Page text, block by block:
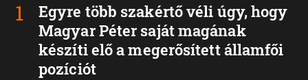
Egyre több szakértő véli úgy, hogy
Magyar Péter saját magának
készíti elő a megerősített államfői
pozíciót